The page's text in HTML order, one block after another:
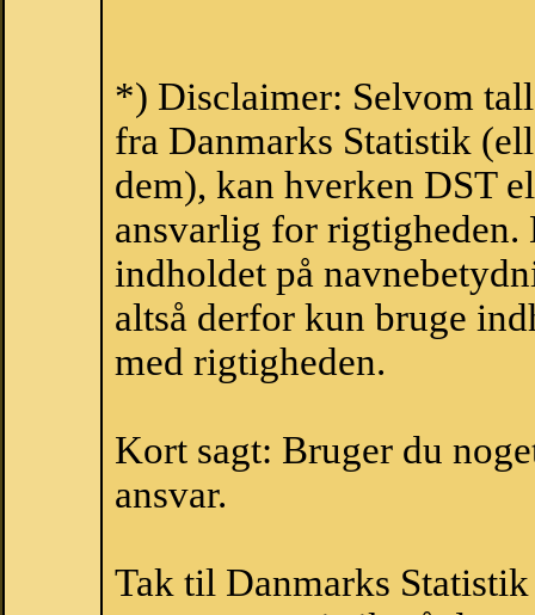
*) Disclaimer: Selvom
fra Danmarks Statistik
dem), kan hverken DST
ansvarlig for
indholdet på
altså derfor kun bruge
med rigtigheden.
Kort sagt: Bruger du
ansvar.
Tak til Danmarks